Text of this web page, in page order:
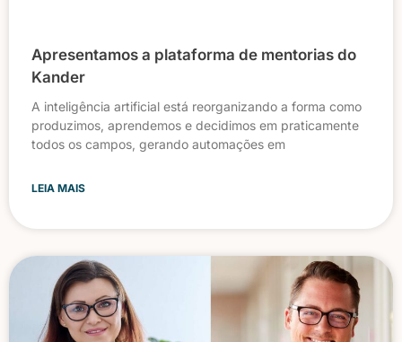
Apresentamos a plataforma de mentorias do
Kander
A inteligência artificial está reorganizando a forma como
produzimos, aprendemos e decidimos em praticamente
todos os campos, gerando automações em
LEIA MAIS